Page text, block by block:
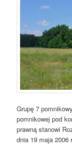
Grupę 7
pomnikowej pod
prawną stanowi
dnia 19 maja 2006